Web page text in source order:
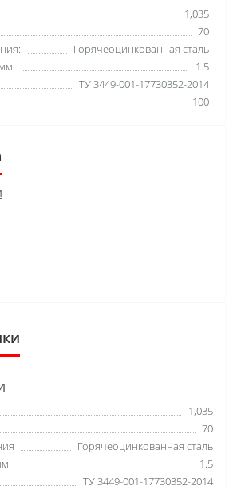
1,035
70
Горячеоцинкованная сталь
1.5
ТУ 3449-001-17730352-2014
100
1,035
70
Горячеоцинкованная сталь
1.5
ТУ 3449-001-17730352-2014